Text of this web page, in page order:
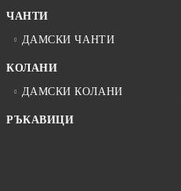
ЧАНТИ
ДАМСКИ ЧАНТИ
КОЛАНИ
ДАМСКИ КОЛАНИ
РЪКАВИЦИ